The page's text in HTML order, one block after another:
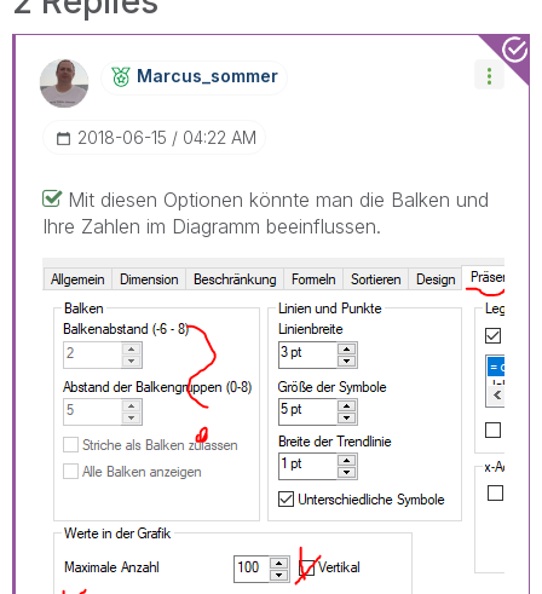
Marcus_sommer
‎2018-06-15 04:22 AM
Mit diesen Optionen könnte man die Balken und
Ihre Zahlen im Diagramm beeinflussen.